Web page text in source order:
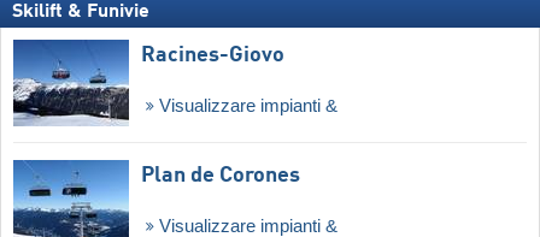
Skilift & Funivie
Racines-Giovo
Visualizzare impianti &
Plan de Corones
Visualizzare impianti &